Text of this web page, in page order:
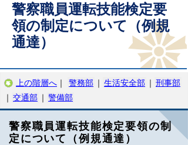
警察職員運転技能検定要
領の制定について（例規
通達）
上の階層へ ｜ 警務部 ｜ 生活安全部 ｜ 刑事部
｜ 交通部 ｜ 警備部
警察職員運転技能検定要領の制
定について（例規通達）